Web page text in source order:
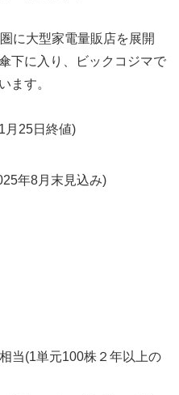
に大型家電量販店を展開
下に入り、ビックコジマで
ます。
月25日終値)
年8月末見込み)
当(1単元100株２年以上の